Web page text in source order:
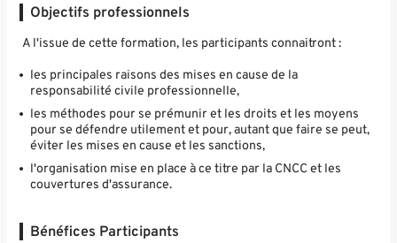
Objectifs professionnels
A l'issue de cette formation, les participants connaitront :
les principales raisons des mises en cause de la
responsabilité civile professionnelle,
les méthodes pour se prémunir et les droits et les moyens
pour se défendre utilement et pour, autant que faire se peut,
éviter les mises en cause et les sanctions,
l'organisation mise en place à ce titre par la CNCC et les
couvertures d'assurance.
Bénéfices Participants